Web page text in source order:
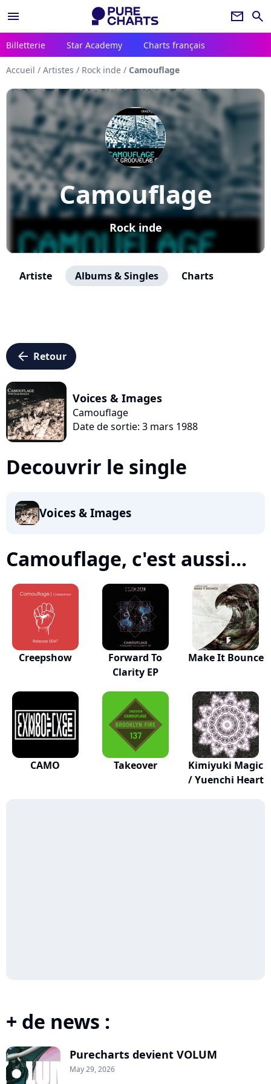
menu newsletter search
Billetterie Star Academy Charts français
Accueil / Artistes / Rock inde / Camouflage
Camouflage
Rock inde
Artiste Albums & Singles Charts
arrow_left Retour
Voices & Images
Camouflage
Date de sortie: 3 mars 1988
Decouvrir le single
Voices & Images
Camouflage, c'est aussi...
Creepshow
Forward To
Clarity EP
Make It Bounce
CAMO Takeover
Kimiyuki Magic
/ Yuenchi Heart
+ de news :
Purecharts devient VOLUM
May 29, 2026